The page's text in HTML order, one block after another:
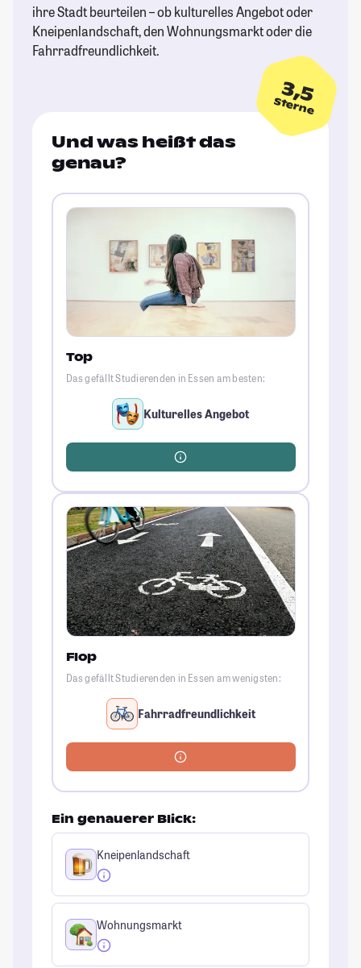
ihre Stadt beurteilen – ob kulturelles Angebot oder
Kneipenlandschaft, den Wohnungsmarkt oder die
Fahrradfreundlichkeit.
3,5
Sterne
Und was heißt das
genau?
Top
Das gefällt Studierenden in Essen am besten:
Kulturelles Angebot
Flop
Das gefällt Studierenden in Essen am wenigsten:
Fahrradfreundlichkeit
Ein genauerer Blick:
Kneipenlandschaft
Wohnungsmarkt